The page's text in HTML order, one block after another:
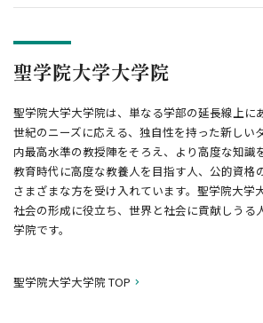
聖学院大学大学院
聖学院大学大学院は、単なる学部の延長線上に
世紀のニーズに応える、独自性を持った新しい
内最高水準の教授陣をそろえ、より高度な知識
教育時代に高度な教養人を目指す人、公的資格
さまざまな方を受け入れています。聖学院大学
社会の形成に役立ち、世界と社会に貢献しうる
学院です。
聖学院大学大学院 TOP